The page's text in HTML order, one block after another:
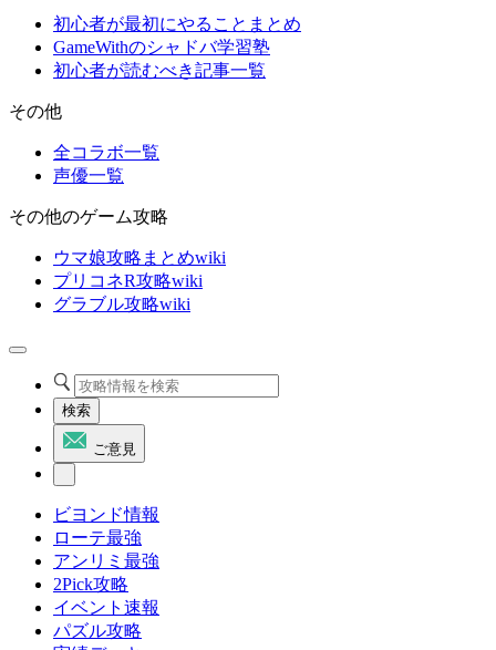
初心者が最初にやることまとめ
GameWithのシャドバ学習塾
初心者が読むべき記事一覧
その他
全コラボ一覧
声優一覧
その他のゲーム攻略
ウマ娘攻略まとめwiki
プリコネR攻略wiki
グラブル攻略wiki
検索
ご意見
ビヨンド情報
ローテ最強
アンリミ最強
2Pick攻略
イベント速報
パズル攻略